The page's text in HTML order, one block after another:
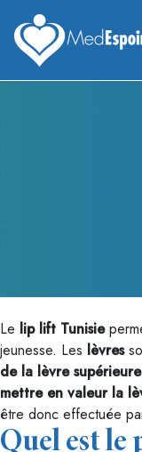
content
Medespoir France
Chirurgie esthetique
Le lip lift Tunisie
jeunesse. Les lèvres
de la lèvre supérieure
mettre en valeur la
être donc effectuée
Quel est le